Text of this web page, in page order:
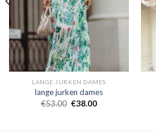
LANGE JURKEN DAMES
lange jurken dames
€53.00 €38.00